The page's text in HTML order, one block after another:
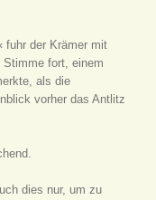
fuhr der Krämer mit
fort, einem
als die
vorher das Antlitz
dies nur, um zu